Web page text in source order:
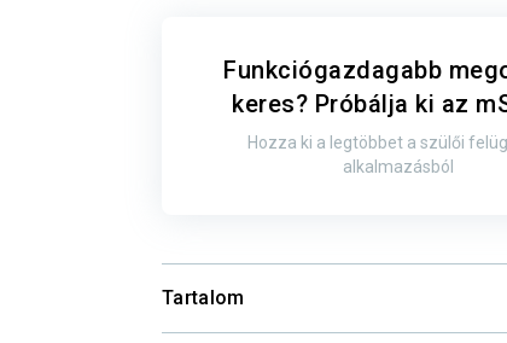
Funkciógazdagabb
keres? Próbálja ki az
Hozza ki a legtöbbet a szülői
alkalmazásból
Tartalom